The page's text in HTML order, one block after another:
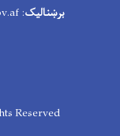
برښنالیک: info@andma.gov.af
Reserved